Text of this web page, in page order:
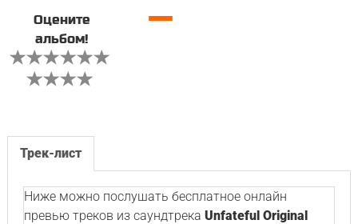
Оцените
альбом!
—
Трек-лист
Ниже можно послушать бесплатное онлайн
превью треков из саундтрека Unfateful Original